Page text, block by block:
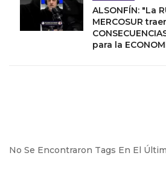
ALSONFÍN: "La
MERCOSUR
para la
No Se Encontraron Tags En El